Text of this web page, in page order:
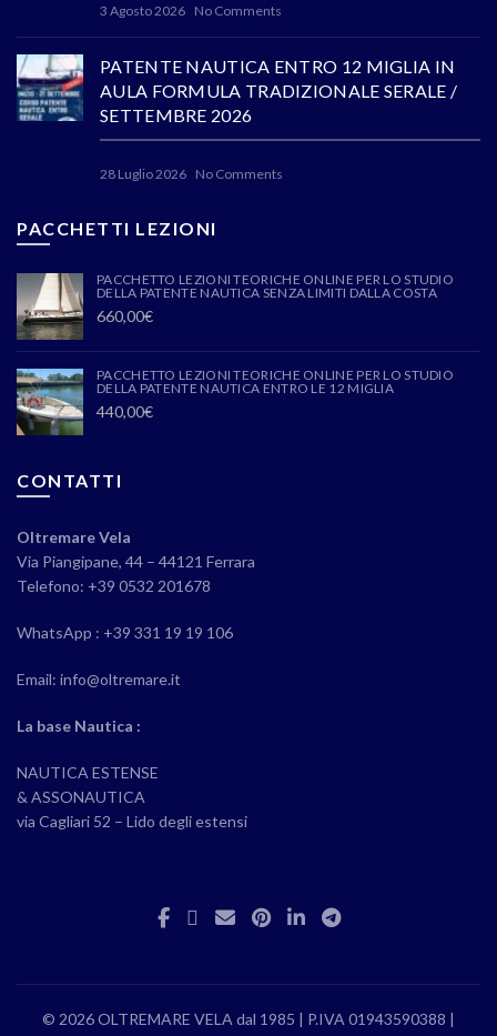
3 Agosto 2026 No Comments
PATENTE NAUTICA ENTRO 12 MIGLIA IN
AULA FORMULA TRADIZIONALE SERALE /
SETTEMBRE 2026
28 Luglio 2026 No Comments
PACCHETTI LEZIONI
PACCHETTO LEZIONI TEORICHE ONLINE PER LO STUDIO
DELLA PATENTE NAUTICA SENZA LIMITI DALLA COSTA
660,00€
PACCHETTO LEZIONI TEORICHE ONLINE PER LO STUDIO
DELLA PATENTE NAUTICA ENTRO LE 12 MIGLIA
440,00€
CONTATTI
Oltremare Vela
Via Piangipane, 44 – 44121 Ferrara
Telefono: +39 0532 201678
WhatsApp : +39 331 19 19 106
Email: info@oltremare.it
La base Nautica :
NAUTICA ESTENSE
& ASSONAUTICA
via Cagliari 52 – Lido degli estensi
© 2026 OLTREMARE VELA dal 1985 | P.IVA 01943590388 |